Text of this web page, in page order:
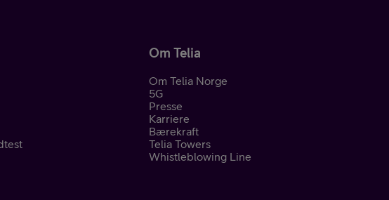
Om Telia
Om Telia Norge
5G
Presse
Karriere
Bærekraft
Telia Towers
Whistleblowing Line